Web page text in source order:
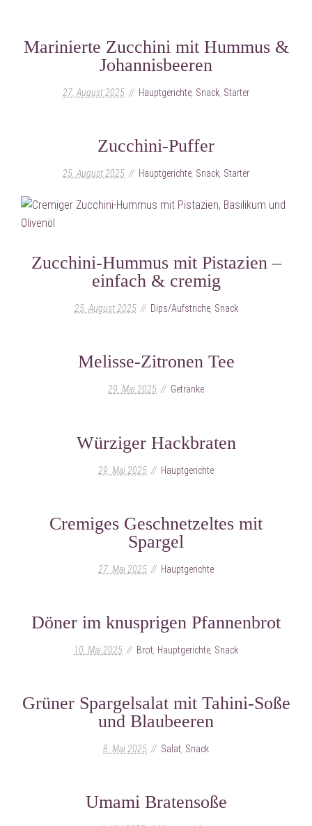
Marinierte Zucchini mit Hummus &
Johannisbeeren
27. August 2025 Hauptgerichte Snack Starter
Zucchini-Puffer
25. August 2025 Hauptgerichte Snack Starter
Zucchini-Hummus mit Pistazien –
einfach & cremig
25. August 2025 Dips/Aufstriche, Snack
Melisse-Zitronen Tee
29. Mai 2025 Getränke
Würziger Hackbraten
29. Mai 2025 Hauptgerichte
Cremiges Geschnetzeltes mit
Spargel
27. Mai 2025 Hauptgerichte
Döner im knusprigen Pfannenbrot
10. Mai 2025 Brot Hauptgerichte Snack
Grüner Spargelsalat mit Tahini-Soße
und Blaubeeren
8. Mai 2025 Salat Snack
Umami Bratensoße